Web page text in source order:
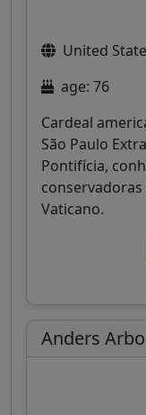
United
age: 76
Cardeal
São Paulo
Pontifícia,
Vaticano.
Anders